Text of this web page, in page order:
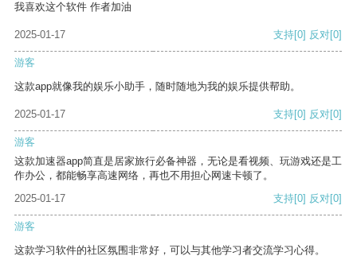
我喜欢这个软件 作者加油
2025-01-17 支持[0] 反对[0]
游客
这款app就像我的娱乐小助手，随时随地为我的娱乐提供帮助。
2025-01-17 支持[0] 反对[0]
游客
这款加速器app简直是居家旅行必备神器，无论是看视频、玩游戏还是工
作办公，都能畅享高速网络，再也不用担心网速卡顿了。
2025-01-17
支持[0] 反对[0]
游客
这款学习软件的社区氛围非常好，可以与其他学习者交流学习心得。